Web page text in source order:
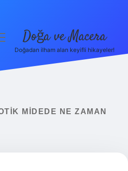
Doğa ve Macera
Doğadan ilham alan keyifli hikayeler!
MIDEDE NE ZAMAN